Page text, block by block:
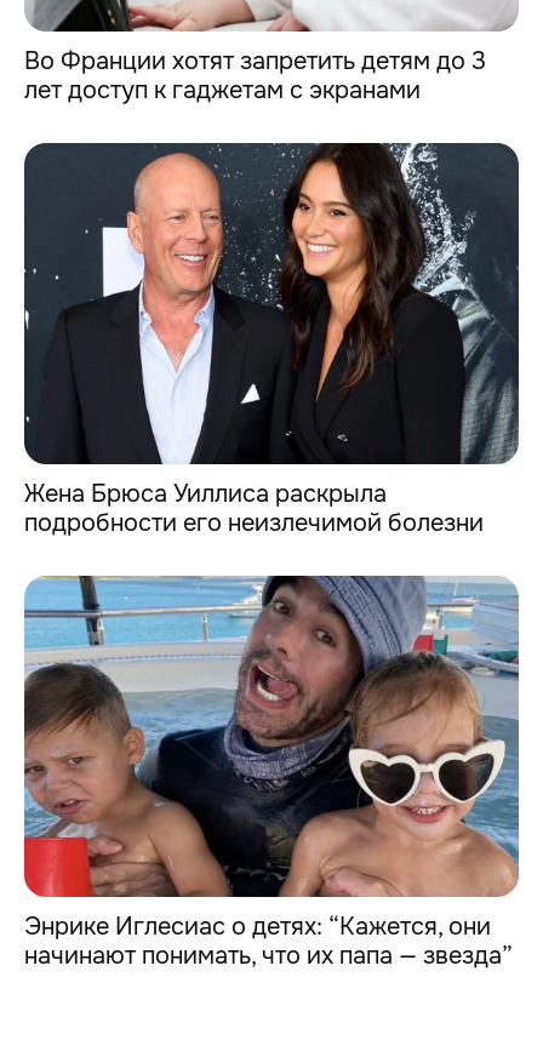
Во Франции хотят запретить детям до 3
лет доступ к гаджетам с экранами
Жена Брюса Уиллиса раскрыла
подробности его неизлечимой болезни
Энрике Иглесиас о детях: “Кажется, они
начинают понимать, что их папа — звезда”